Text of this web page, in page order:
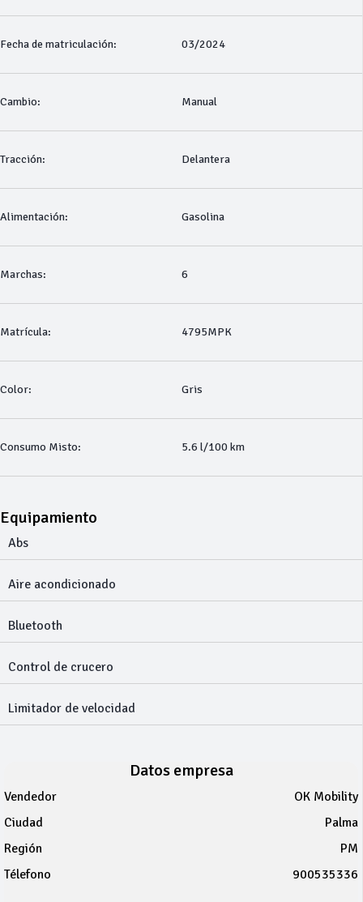
Fecha de matriculación: 03/2024
Cambio: Manual
Tracción: Delantera
Alimentación: Gasolina
Marchas: 6
Matrícula: 4795MPK
Color: Gris
Consumo Misto: 5.6 l/100 km
Equipamiento
Abs
Aire acondicionado
Bluetooth
Control de crucero
Limitador de velocidad
Datos empresa
Vendedor
OK Mobility
Ciudad
Palma
Región
PM
Télefono
900535336